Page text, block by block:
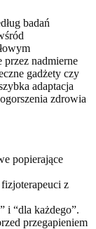
badań
przez nadmierne
gadżety czy
adaptacja
zdrowia
popierające
z
i “dla każdego”.
przegapieniem